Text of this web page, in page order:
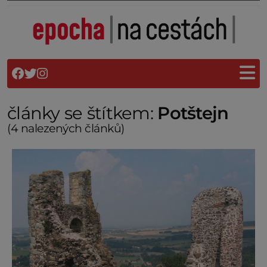
články se štítkem: Potštejn
(4 nalezených článků)